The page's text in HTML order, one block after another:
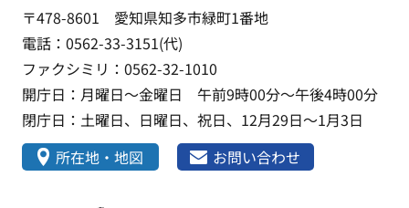
〒478-8601 愛知県知多市緑町1番地
電話：0562-33-3151(代)
ファクシミリ：0562-32-1010
開庁日：月曜日～金曜日 午前9時00分～午後4時00分
閉庁日：土曜日、日曜日、祝日、12月29日～1月3日
所在地・地図
お問い合わせ